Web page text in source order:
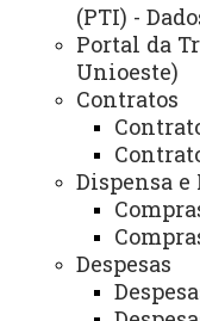
(PTI) -
Portal da
Unioeste)
Contratos
Dispensa
Despesas
Integridade e
Compliance
Núcleo de
da Informação
Procuradoria
(PROJU)
Secretaria dos
Conselhos